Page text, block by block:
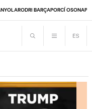
RODRI BARÇAPORCÍ OSONA